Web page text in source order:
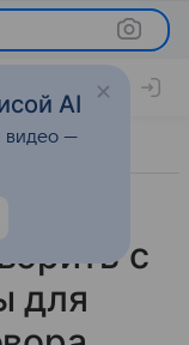
с
для
AI
видео —